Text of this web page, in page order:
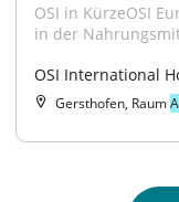
OSI in KürzeOSI
in der
OSI International
Gersthofen, Raum